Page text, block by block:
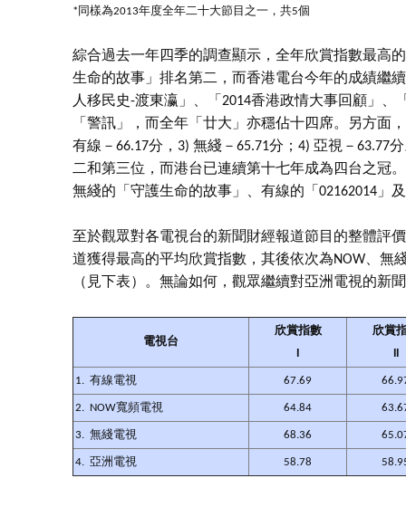
*同樣為2013年度全年二十大節目之一，共5個
綜合過去一年四季的調查顯示，全年欣賞指數最高
生命的故事」排名第二，而香港電台今年的成績繼
人移民史-渡東瀛」、「2014香港政情大事回顧」
「警訊」，而全年「廿大」亦穩佔十四席。另方面
有線－66.17分，3) 無綫－65.71分；4) 亞視－
二和第三位，而港台已連續第十七年成為四台之冠
無綫的「守護生命的故事」、有線的「02162014」
至於觀眾對各電視台的新聞財經報道節目的整體評
道獲得最高的平均欣賞指數，其後依次為NOW、無
（見下表）。無論如何，觀眾繼續對亞洲電視的新
電視台
欣賞指數
欣賞
1. 有線電視 67.69
2. NOW寬頻電視 64.84
3. 無綫電視 68.36
4. 亞洲電視 58.78